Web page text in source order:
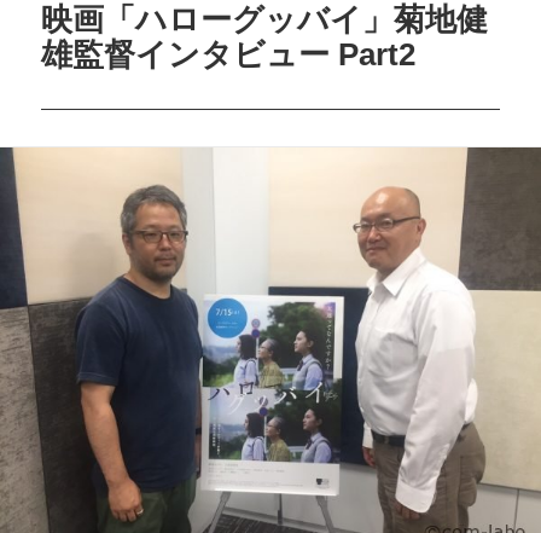
映画「ハローグッバイ」菊地健
雄監督インタビュー Part2